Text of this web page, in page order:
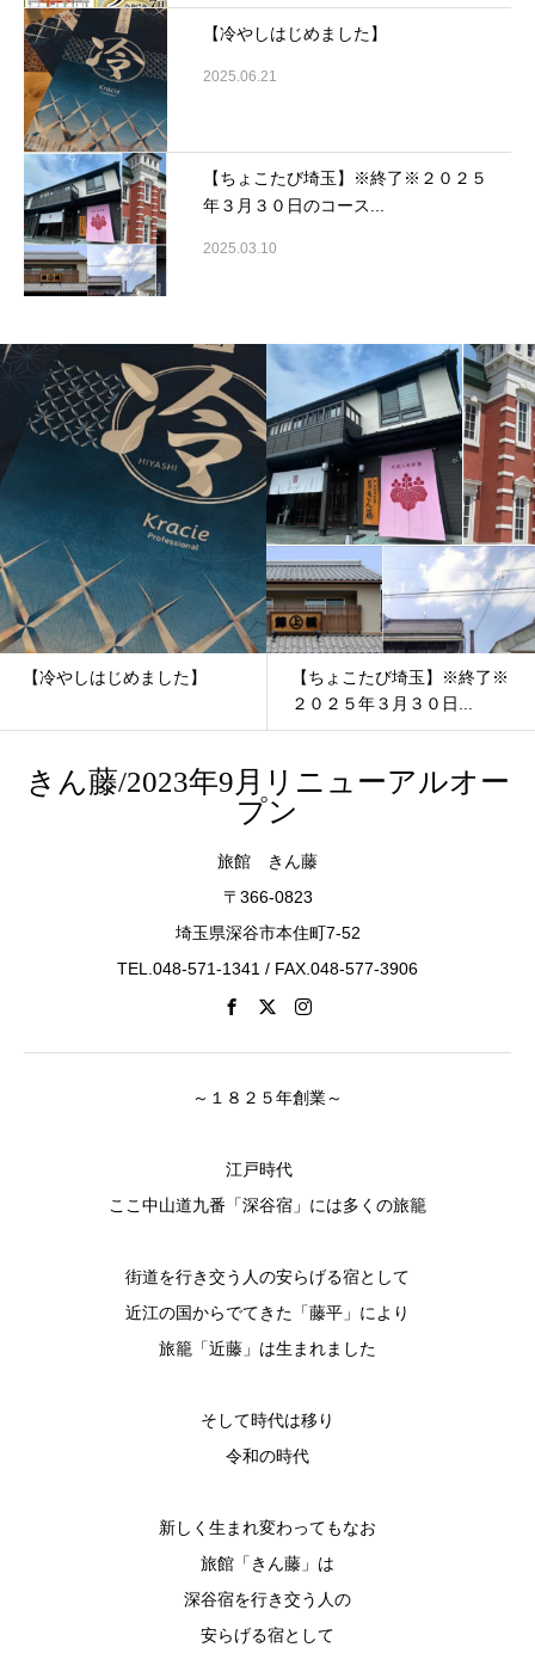
【冷やしはじめました】
2025.06.21
【ちょこたび埼玉】※終了※２０２５
年３月３０日のコース...
2025.03.10
【冷やしはじめました】
【ちょこたび埼玉】※終了※
２０２５年３月３０日...
きん藤/2023年9月リニューアルオー
プン
旅館 きん藤
〒366-0823
埼玉県深谷市本住町7-52
TEL.048-571-1341 / FAX.048-577-3906
～１８２５年創業～
江戸時代
ここ中山道九番「深谷宿」には多くの旅籠
街道を行き交う人の安らげる宿として
近江の国からでてきた「藤平」により
旅籠「近藤」は生まれました
そして時代は移り
令和の時代
新しく生まれ変わってもなお
旅館「きん藤」は
深谷宿を行き交う人の
安らげる宿として